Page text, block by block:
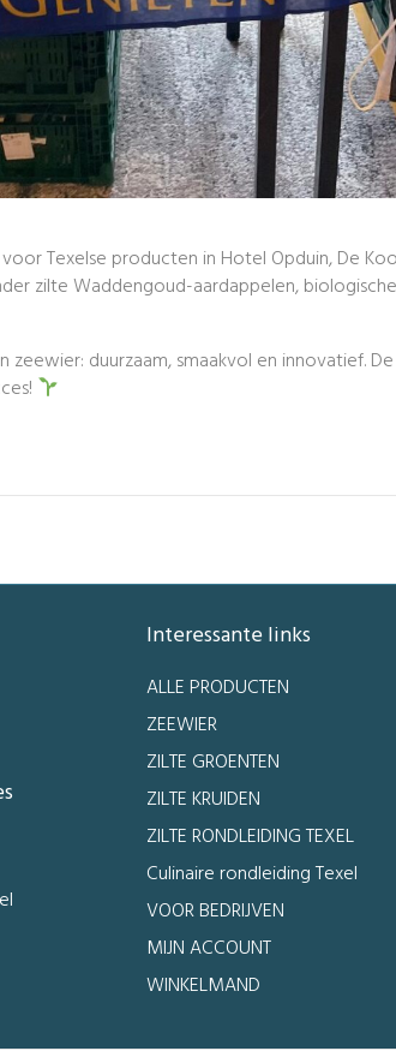
Texelse producten in Hotel Opduin, De
zilte Waddengoud-aardappelen,
duurzaam, smaakvol en innovatief.
Interessante links
ALLE PRODUCTEN
ZEEWIER
ZILTE GROENTEN
ZILTE KRUIDEN
ZILTE RONDLEIDING TEXEL
Culinaire rondleiding Texel
VOOR BEDRIJVEN
MIJN ACCOUNT
WINKELMAND